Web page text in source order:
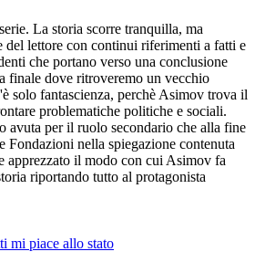
La storia scorre tranquilla, ma
del lettore con continui riferimenti a fatti e
che portano verso una conclusione
finale dove ritroveremo un vecchio
solo fantascienza, perchè Asimov trova il
problematiche politiche e sociali.
avuta per il ruolo secondario che alla fine
Fondazioni nella spiegazione contenuta
apprezzato il modo con cui Asimov fa
riportando tutto al protagonista
mi piace allo stato